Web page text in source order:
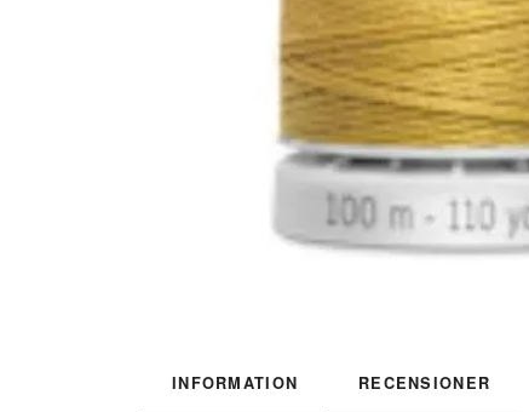
INFORMATION RECENSIONER